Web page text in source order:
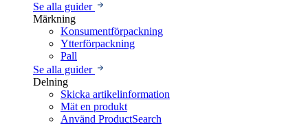
Se alla guider
Märkning
Konsumentförpackning
Ytterförpackning
Pall
Se alla guider
Delning
Skicka artikelinformation
Mät en produkt
Använd ProductSearch